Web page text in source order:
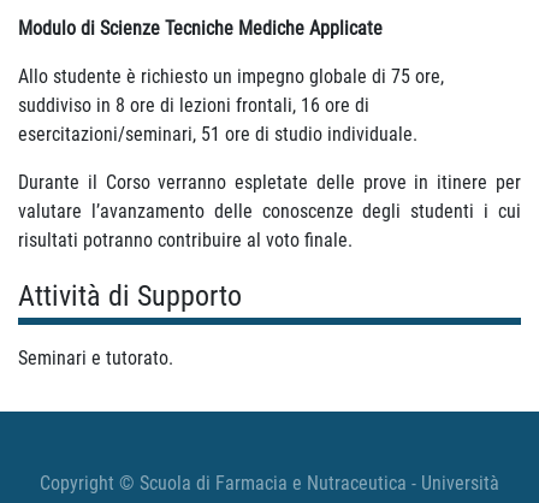
Modulo di Scienze Tecniche Mediche Applicate
Allo studente è richiesto un impegno globale di 75 ore,
suddiviso in 8 ore di lezioni frontali, 16 ore di
esercitazioni/seminari, 51 ore di studio individuale.
Durante il Corso verranno espletate delle prove in itinere per
valutare l’avanzamento delle conoscenze degli studenti i cui
risultati potranno contribuire al voto finale.
Attività di Supporto
Seminari e tutorato.
Copyright © Scuola di Farmacia e Nutraceutica - Università